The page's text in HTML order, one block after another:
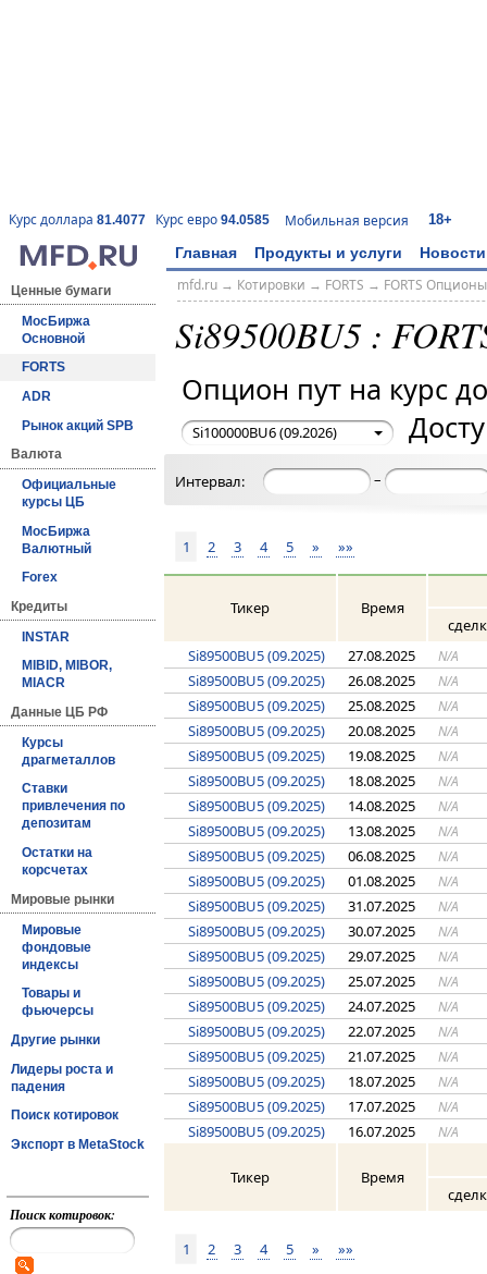
Курс доллара 81.4077 Курс евро 94.0585 Мобильная версия 18+
Главная Продукты и услуги Новости
Ценные бумаги
МосБиржа
Основной
FORTS
ADR
Рынок акций SPB
Валюта
Официальные
курсы ЦБ
МосБиржа
Валютный
Forex
Кредиты
INSTAR
MIBID, MIBOR,
MIACR
Данные ЦБ РФ
Курсы
драгметаллов
Ставки
привлечения по
депозитам
Остатки на
корсчетах
Мировые рынки
Мировые
фондовые
индексы
Товары и
фьючерсы
Другие рынки
Лидеры роста и
падения
Поиск котировок
Экспорт в MetaStock
Поиск котировок:
mfd.ru→ Котировки → FORTS → FORTS Опционы
Si89500BU5 :
Опцион пут на курс
Si100000BU6 (09.2026)
Интервал: –
1 2 3 4 5 » »»
Тикер
Время
Si89500BU5 (09.2025)
27.08.2025 N/A
Si89500BU5 (09.2025) 26.08.2025 N/A
Si89500BU5 (09.2025) 25.08.2025 N/A
Si89500BU5 (09.2025) 20.08.2025 N/A
Si89500BU5 (09.2025) 19.08.2025 N/A
Si89500BU5 (09.2025) 18.08.2025 N/A
Si89500BU5 (09.2025) 14.08.2025 N/A
Si89500BU5 (09.2025) 13.08.2025 N/A
Si89500BU5 (09.2025) 06.08.2025 N/A
Si89500BU5 (09.2025) 01.08.2025 N/A
Si89500BU5 (09.2025) 31.07.2025 N/A
Si89500BU5 (09.2025) 30.07.2025 N/A
Si89500BU5 (09.2025) 29.07.2025 N/A
Si89500BU5 (09.2025) 25.07.2025 N/A
Si89500BU5 (09.2025) 24.07.2025 N/A
Si89500BU5 (09.2025) 22.07.2025 N/A
Si89500BU5 (09.2025) 21.07.2025 N/A
Si89500BU5 (09.2025) 18.07.2025 N/A
Si89500BU5 (09.2025) 17.07.2025 N/A
Si89500BU5 (09.2025) 16.07.2025 N/A
Тикер
Время
1 2 3 4 5 » »»